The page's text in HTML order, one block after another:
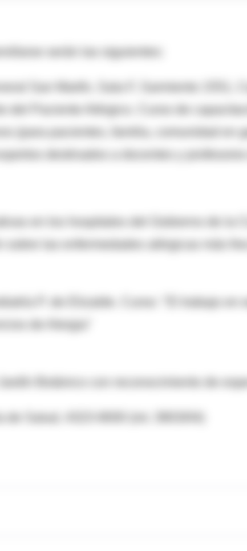
serán las siguientes:
San Martín, Sala F, Sarmiento 1551,
del Paciente Alérgico. Curso de
(para pacientes, familia, comunidad en
sobre las enfermedades alérgicas más
P. de Elizalde. Curso: "El trabajo
de Alergia"
Botánico con reconocimiento de